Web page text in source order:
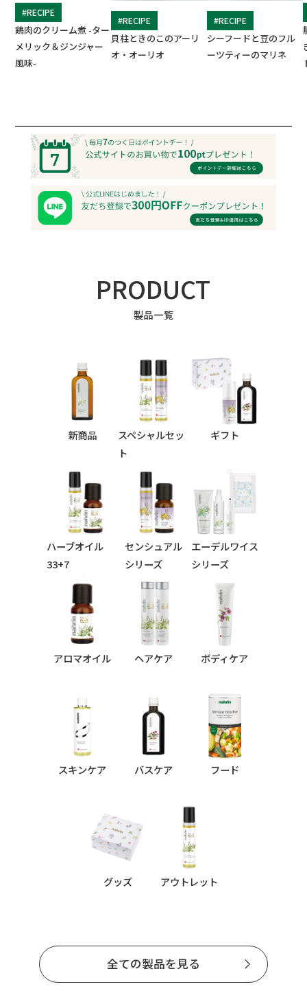
#RECIPE
鶏肉のクリーム煮 -ター
メリック＆ジンジャー
風味-
#RECIPE
貝柱ときのこのアーリ
オ・オーリオ
#RECIPE
シーフードと豆のフル
ーツティーのマリネ
PRODUCT
製品一覧
新商品
スペシャルセッ
ト
ギフト
ハーブオイル
33+7
シリーズ
センシュアル
シリーズ
エーデルワイス
シリーズ
アロマオイル ヘアケア ボディケア
スキンケア バスケア フード
グッズ アウトレット
全ての製品を見る